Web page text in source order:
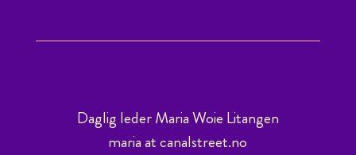
Daglig leder Maria Woie Litangen
maria at canalstreet.no